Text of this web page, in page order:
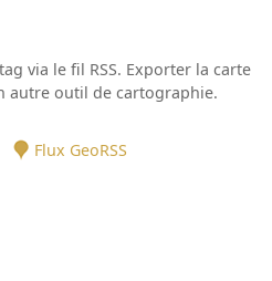
via le fil RSS. Exporter la carte
autre outil de cartographie.
Flux GeoRSS